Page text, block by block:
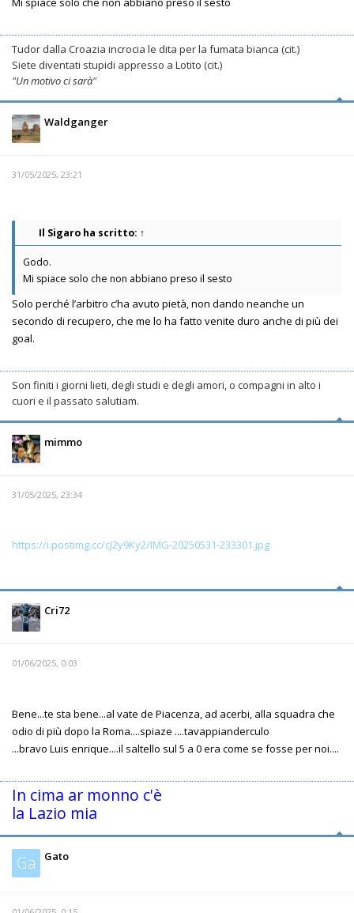
Tudor dalla Croazia incrocia le dita per la fumata bianca (cit.)
Siete diventati stupidi appresso a Lotito (cit.)
"Un motivo ci sarà"
Waldganger
31/05/2025, 23:21
Il Sigaro ha scritto: ↑
Godo.
Mi spiace solo che non abbiano preso il sesto
Solo perché l’arbitro c’ha avuto pietà, non dando neanche un
secondo di recupero, che me lo ha fatto venite duro anche di più dei
goal.
Son finiti i giorni lieti, degli studi e degli amori, o compagni in alto i
cuori e il passato salutiam.
mimmo
31/05/2025, 23:34
https://i.postimg.cc/cJ2y9Ky2/IMG-20250531-233301.jpg
Cri72
01/06/2025, 0:03
Bene...te sta bene...al vate de Piacenza, ad acerbi, alla squadra che
odio di più dopo la Roma....spiaze ....tavappianderculo
...bravo Luis enrique....il saltello sul 5 a 0 era come se fosse per noi....
In cima ar monno c'è
la Lazio mia
Ga Gato